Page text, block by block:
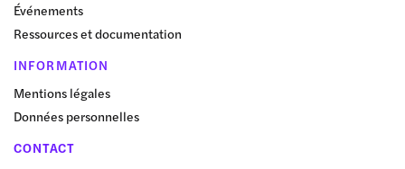
Événements
Ressources et documentation
INFORMATION
Mentions légales
Données personnelles
CONTACT